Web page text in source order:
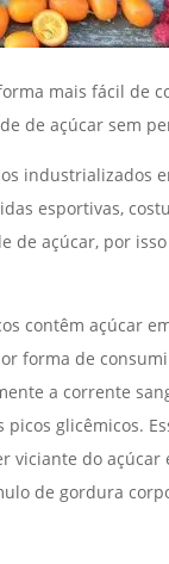
mais fácil de
de açúcar sem
industrializados
esportivas,
de açúcar, por
contêm açúcar
forma de
a corrente
glicêmicos.
viciante do açúcar
de gordura